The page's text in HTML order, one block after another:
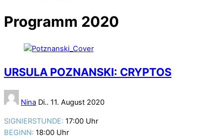
Programm 2020
URSULA POZNANSKI: CRYPTOS
Nina Di.. 11. August 2020
SIGNIERSTUNDE: 17:00 Uhr
BEGINN: 18:00 Uhr